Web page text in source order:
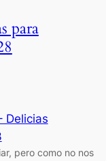
para
Delicias
pero como no nos